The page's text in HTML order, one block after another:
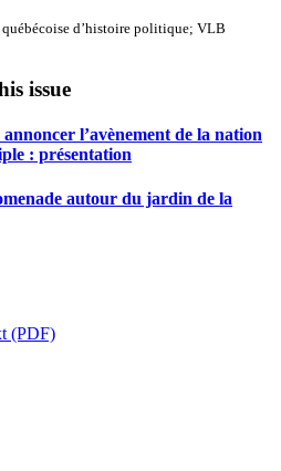
d’histoire politique; VLB
issue
l’avènement de la nation
: présentation
autour du jardin de la
(PDF)